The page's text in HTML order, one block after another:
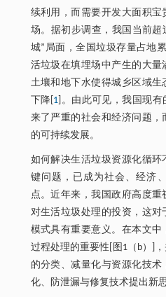
续利用，而需要开发大面积
场。据初步调查，我国当前超
城”局面，全国垃圾存量占地
活垃圾在填埋场中产生的大量
土壤和地下水使得城乡区域
下降[ 1 ]。由此可见，我国现
来了严重的社会和经济问题
的可持续发展。
如何解决生活垃圾资源化循
键问题，已成为社会、经济
点。近年来，我国政府高度重
对生活垃圾处理的投资，这对
模式具有重要意义。在本文
过程处理的重要性[图1（b）]
的分类、减量化与资源化技
化、防泄漏与修复技术提出新